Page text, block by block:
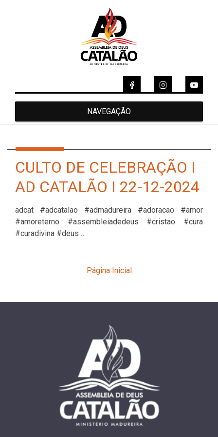
NAVEGAÇÃO
CULTO DE CELEBRAÇÃO I
AD CATALÃO I 22-12-2024
adcat #adcatalao #admadureira #adoracao #amor
#amoreterno #assembleiadedeus #cristao #cura
#curadivina #deus …
Página Inicial